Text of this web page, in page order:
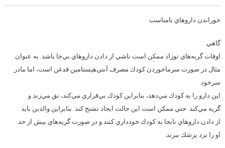
خوراندن داروهاي نامناسب
گاهي
اوقات گريه‌هاي نوزاد ممكن است ناشي از دادن داروهاي بي‌جا باشد. به عنوان
مثال در صورت سرماخوردن كودك مصرف آنتي‌هيستامين قدغن است، اما مادر
سرخود
اين دارو را به كودك مي‌دهد، بنابراين كودك بي‌قراري مي‌كند، نق مي‌زند و
گريه مي‌كند. حتي ممكن است اين حالت ايجاد تشنج كند. بنابراين والدين بايد
از دادن داروهاي نابجا به كودك خودداري كنند و در صورت گريه‌هاي بيش از حد
او را نزد پزشك ببرند.